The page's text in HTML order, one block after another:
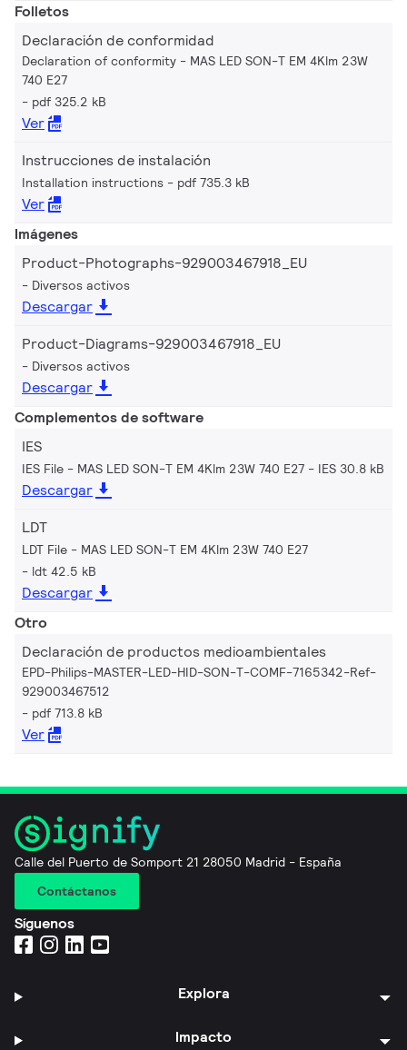
Folletos
Declaración de conformidad
Declaration of conformity - MAS LED SON-T EM 4Klm 23W
740 E27
pdf 325.2 kB
Ver
Instrucciones de instalación
Installation instructions pdf 735.3 kB
Ver
Imágenes
Product-Photographs-929003467918_EU
Diversos activos
Descargar
Product-Diagrams-929003467918_EU
Diversos activos
Descargar
Complementos de software
IES
IES File - MAS LED SON-T EM 4Klm 23W 740 E27 IES 30.8 kB
Descargar
LDT
LDT File - MAS LED SON-T EM 4Klm 23W 740 E27
ldt 42.5 kB
Descargar
Otro
Declaración de productos medioambientales
EPD-Philips-MASTER-LED-HID-SON-T-COMF-7165342-Ref-
929003467512
pdf 713.8 kB
Ver
Calle del Puerto de Somport 21 28050 Madrid - España
Contáctanos
Síguenos
Explora
Impacto